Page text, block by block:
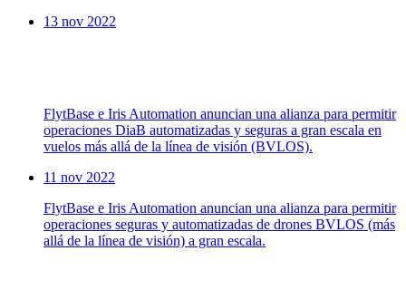
13 nov 2022
FlytBase e Iris Automation anuncian una alianza para permitir
operaciones DiaB automatizadas y seguras a gran escala en
vuelos más allá de la línea de visión (BVLOS).
11 nov 2022
FlytBase e Iris Automation anuncian una alianza para permitir
operaciones seguras y automatizadas de drones BVLOS (más
allá de la línea de visión) a gran escala.